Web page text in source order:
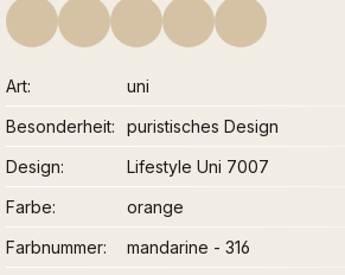
Art
uni
Besonderheit
puristisches Design
Design
Lifestyle Uni 7007
Farbe
orange
Farbnummer
mandarine - 316